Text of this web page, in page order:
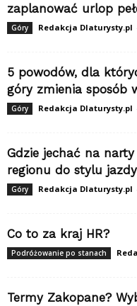
zaplanować urlop
Góry Redakcja Dlaturysty.pl
5 powodów, dla
góry zmienia sposób
Góry Redakcja Dlaturysty.pl
Gdzie jechać na
regionu do stylu
Góry Redakcja Dlaturysty.pl
Co to za kraj HR?
Podróżowanie po stanach
Termy Zakopane?